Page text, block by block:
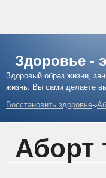
Здоровье -
Здоровый образ жизни,
жизнь. Вы сами делаете
Восстановить здоровье-›
Аборт